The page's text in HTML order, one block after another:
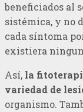
beneficiados al
sistémica, y no
cada síntoma
existiera
Así, la
variedad de
organismo.